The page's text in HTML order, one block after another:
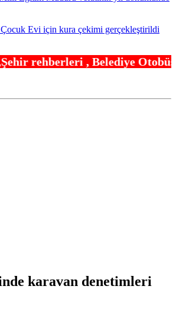
Çocuk Evi için kura çekimi gerçekleştirildi
, Belediye
karavan denetimleri